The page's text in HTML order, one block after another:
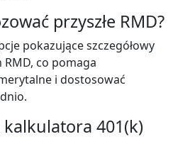
przyszłe RMD?
pokazujące szczegółowy
co pomaga
i dostosować
kalkulatora 401(k)